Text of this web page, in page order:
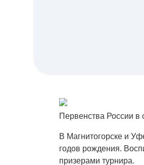
Первенства России в
В Магнитогорске и
годов рождения.
призерами турнира.